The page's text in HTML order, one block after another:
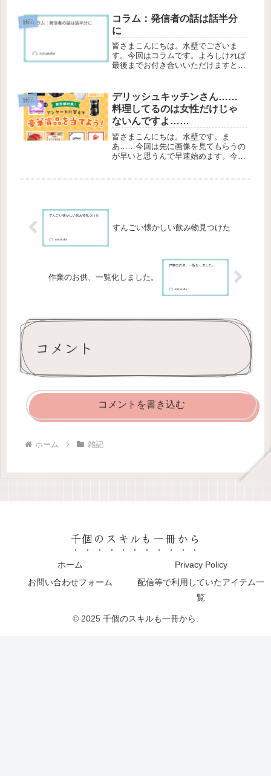
めていこうと思います。社会人、お金
の勉強は避けて通れない正確にはお金
の勉強...
雑記
コラム：発信者の話は話半分
に
皆さまこんにちは。水壁でございま
す。今回はコラムです。よろしければ
最後までお付き合いいただけますと幸
はじめとしたSNSにおいて、多大な影
響力をもつ情報発信者のことを、...
雑記
デリッシュキッチンさん……
料理してるのは女性だけじゃ
ないんですよ……
皆さまこんにちは。水壁です。ま
あ……今回は先に画像を見てもらうの
が早いと思うんで早速始めます。今回
すんごい懐かしい飲み物見つけた
作業のお供、一覧化しました。
コメント
コメントを書き込む
ホーム 雑記
千個のスキルも一冊から
ホーム
Privacy Policy
お問い合わせフォーム
配信等で利用していたアイテム一
覧
© 2025 千個のスキルも一冊から.